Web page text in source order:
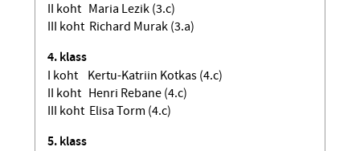
II koht Maria Lezik (3.c)
III koht Richard Murak (3.a)
4. klass
I koht Kertu-Katriin Kotkas (4.c)
II koht Henri Rebane (4.c)
III koht Elisa Torm (4.c)
5. klass